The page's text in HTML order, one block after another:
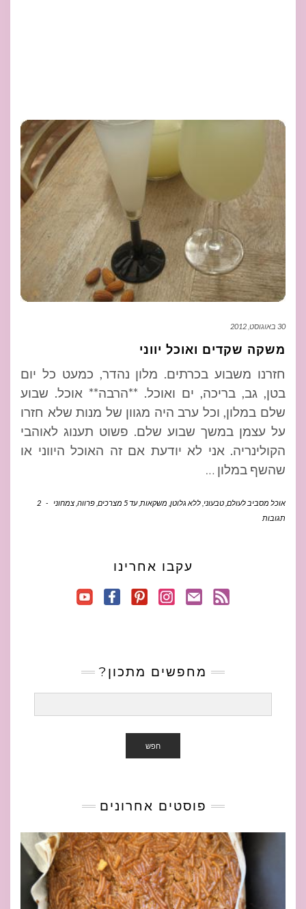
30 באוגוסט, 2012
משקה שקדים ואוכל יווני
חזרנו משבוע בכרתים. מלון נהדר, כמעט כל יום
בטן, גב, בריכה, ים ואוכל. **הרבה** אוכל. שבוע
שלם במלון, וכל ערב היה מגוון של מנות שלא חזרו
על עצמן במשך שבוע שלם. פשוט תענוג לאוהבי
הקולינריה. אני לא יודעת אם זה האוכל היווני או
שהשף במלון …
אוכל מסביב לעולם טבעוני ללא גלוטן משקאות ,עד 5 מצרכים פרווה צמחוני -
2
תגובות
עקבו אחרינו
מחפשים מתכון?
חפש
פוסטים אחרונים